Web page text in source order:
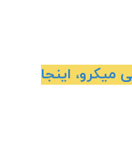
میکرو، اینجا